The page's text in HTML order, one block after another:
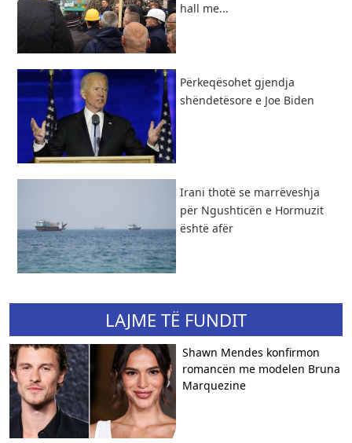
hall me...
Përkeqësohet gjendja
shëndetësore e Joe Biden
Irani thotë se marrëveshja
për Ngushticën e Hormuzit
është afër
LAJME TË FUNDIT
Shawn Mendes konfirmon
romancën me modelen Bruna
Marquezine